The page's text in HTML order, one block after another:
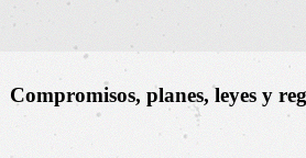
Compromisos, planes, leyes y